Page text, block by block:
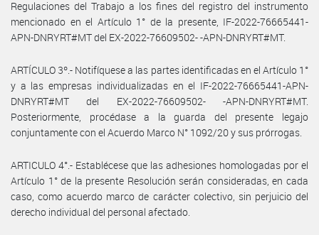
Regulaciones del Trabajo a los fines del registro del instrumento
mencionado en el Artículo 1° de la presente, IF-2022-76665441-
APN-DNRYRT#MT del EX-2022-76609502- -APN-DNRYRT#MT.
ARTÍCULO 3º.- Notifíquese a las partes identificadas en el Artículo 1°
y a las empresas individualizadas en el IF-2022-76665441-APN-
DNRYRT#MT del EX-2022-76609502- -APN-DNRYRT#MT.
Posteriormente, procédase a la guarda del presente legajo
conjuntamente con el Acuerdo Marco N° 1092/20 y sus prórrogas.
ARTICULO 4°.- Establécese que las adhesiones homologadas por el
Artículo 1° de la presente Resolución serán consideradas, en cada
caso, como acuerdo marco de carácter colectivo, sin perjuicio del
derecho individual del personal afectado.